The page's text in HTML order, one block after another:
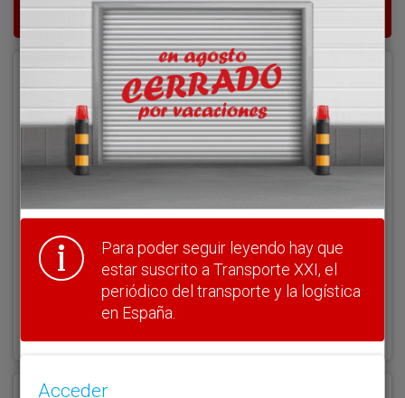
del transporte y la logística en España.
Acceder
Nombre de usuario
¿Olvidó su clave?
Haga clic aquí para recuperarla.
Para poder seguir leyendo hay que
estar suscrito a Transporte XXI, el
periódico del transporte y la logística
en España.
Acceder